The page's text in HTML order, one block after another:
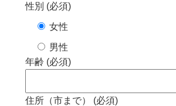
性別 (必須)
女性
男性
年齢 (必須)
住所（市まで） (必須)